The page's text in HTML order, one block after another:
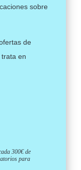
sobre
de
en
300€ de
para